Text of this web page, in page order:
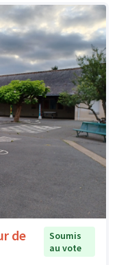
de
Soumis
au vote